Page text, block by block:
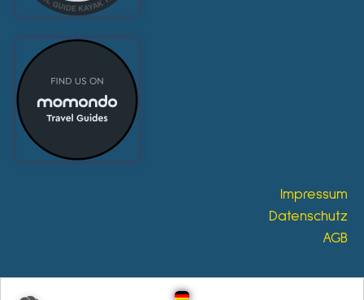
Impressum
Datenschutz
AGB